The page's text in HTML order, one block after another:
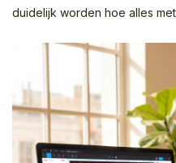
duidelijk worden hoe alles